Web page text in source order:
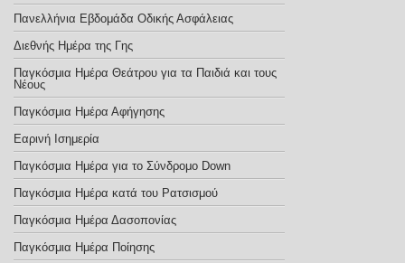
Πανελλήνια Εβδομάδα Οδικής Ασφάλειας
Διεθνής Ημέρα της Γης
Παγκόσμια Ημέρα Θεάτρου για τα Παιδιά και τους
Νέους
Παγκόσμια Ημέρα Αφήγησης
Εαρινή Ισημερία
Παγκόσμια Ημέρα για το Σύνδρομο Down
Παγκόσμια Ημέρα κατά του Ρατσισμού
Παγκόσμια Ημέρα Δασοπονίας
Παγκόσμια Ημέρα Ποίησης